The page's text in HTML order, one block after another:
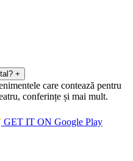
+
care contează pentru
conferințe și mai mult.
GET IT ON Google Play